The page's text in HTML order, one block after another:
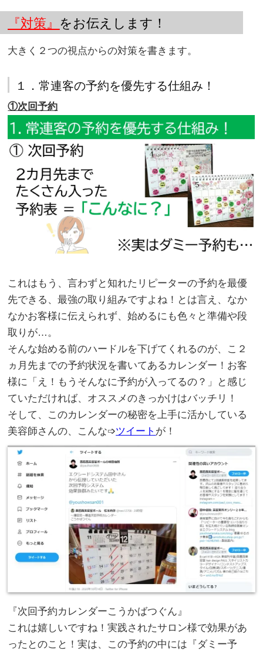
『対策』 をお伝えします！
大きく２つの視点からの対策を書きます。
１．常連客の予約を優先する仕組み！
①次回予約
これはもう、言わずと知れたリピーターの予約を最優
先できる、最強の取り組みですよね！とは言え、なか
なかお客様に伝えられず、始めるにも色々と準備や段
取りが…。
そんな始める前のハードルを下げてくれるのが、こ２
ヵ月先までの予約状況を書いてあるカレンダー！お客
様に「え！もうそんなに予約が入ってるの？」と感じ
ていただければ、オススメのきっかけはバッチリ！
そして、このカレンダーの秘密を上手に活かしている
美容師さんの、こんな➩ツイート が！
『次回予約カレンダーこうかばつぐん』
これは嬉しいですね！実践されたサロン様で効果があ
ったとのこと！実は、この予約の中には『ダミー予